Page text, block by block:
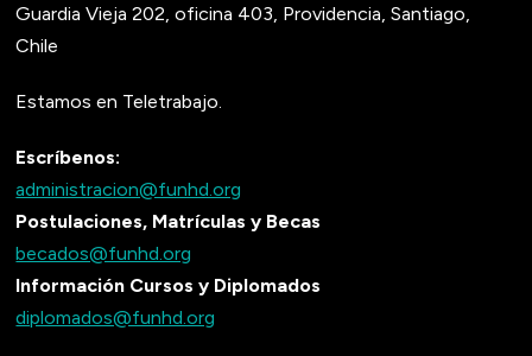
Guardia Vieja 202, oficina 403, Providencia, Santiago,
Chile
Estamos en Teletrabajo.
Escríbenos:
administracion@funhd.org
Postulaciones, Matrículas y Becas
becados@funhd.org
Información Cursos y Diplomados
diplomados@funhd.org